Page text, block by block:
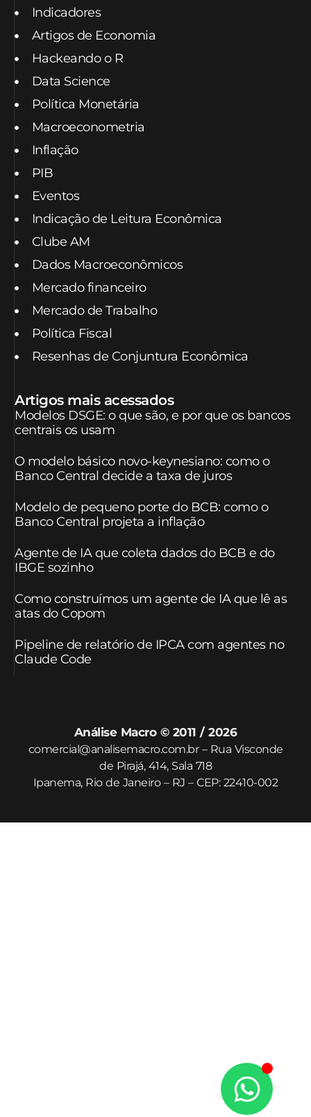
Indicadores
Artigos de Economia
Hackeando o R
Data Science
Política Monetária
Macroeconometria
Inflação
PIB
Eventos
Indicação de Leitura Econômica
Clube AM
Dados Macroeconômicos
Mercado financeiro
Mercado de Trabalho
Política Fiscal
Resenhas de Conjuntura Econômica
Artigos mais acessados
Modelos DSGE: o que são, e por que os bancos
centrais os usam
O modelo básico novo-keynesiano: como o
Banco Central decide a taxa de juros
Modelo de pequeno porte do BCB: como o
Banco Central projeta a inflação
Agente de IA que coleta dados do BCB e do
IBGE sozinho
Como construímos um agente de IA que lê as
atas do Copom
Pipeline de relatório de IPCA com agentes no
Claude Code
Análise Macro © 2011 / 2026
comercial@analisemacro.com.br – Rua Visconde
de Pirajá, 414, Sala 718
Ipanema, Rio de Janeiro – RJ – CEP: 22410-002